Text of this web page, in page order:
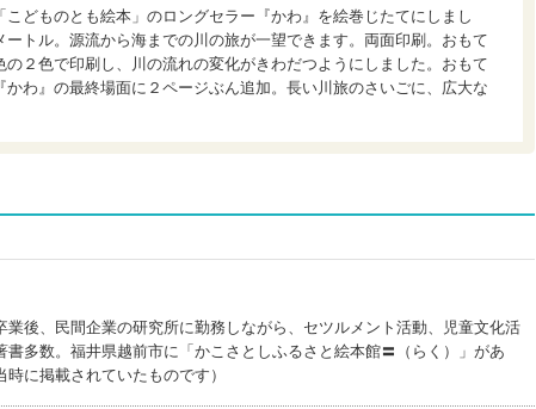
こどものとも絵本」のロングセラー『かわ』を絵巻じたてにしまし
トル。源流から海までの川の旅が一望できます。両面印刷。おもて
２色で印刷し、川の流れの変化がきわだつようにしました。おもて
わ』の最終場面に２ページぶん追加。長い川旅のさいごに、広大な
後、民間企業の研究所に勤務しながら、セツルメント活動、児童文化活
多数。福井県越前市に「かこさとしふるさと絵本館〓（らく）」があ
に掲載されていたものです）